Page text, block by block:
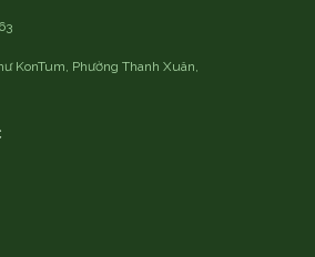
KonTum, Phường Thanh Xuân,